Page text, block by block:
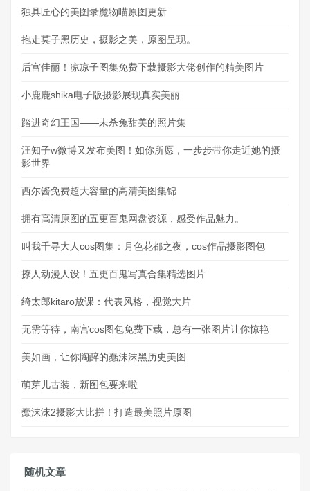
独具匠心的美图录魔物喵原图更新
抱走莫子黑历史，摄影之美，原图呈现。
后宫佳丽！凉凉子图集免费下载摄影大佬创作的精美图片
小鹿鹿shika电子版摄影展现真实美丽
踏进奇幻王国——未杀兔甜美的照片集
汪知子w微博又发布美图！如你所愿，一步步带你走近她的摄
影世界
西尔酱免费超大容量的高清美图集锦
拥有高清原图的五更百鬼网盘资源，感受作品魅力。
叫我千寻大人cos图集：月色花都之夜，cos作品摄影图包
撩人动漫人设！五更百鬼写真合集精选图片
绮太郎kitaro放课：代表风格，视觉大片
无需等待，南宫cos图包免费下载，总有一张图片让你惊艳
美如画，让你陶醉的蠢沫沫黑历史美图
萌芽儿古装，新图包要来啦
蠢沫沫2摄影大比拼！打造最美照片原图
随机文章